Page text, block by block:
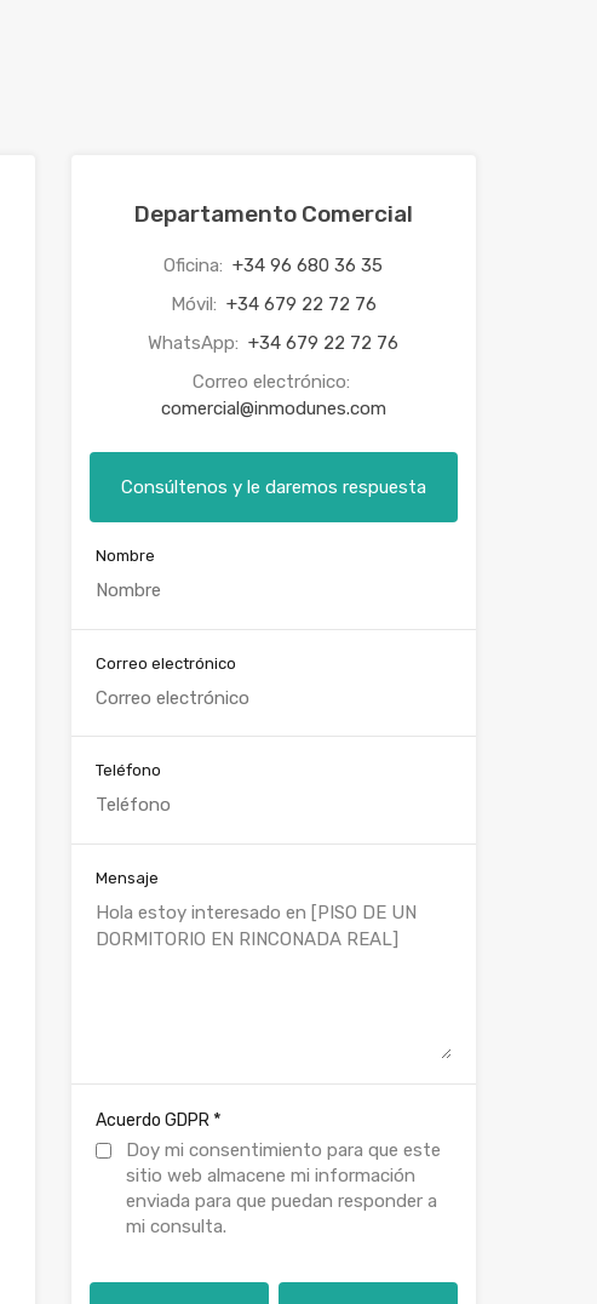
Departamento Comercial
Oficina: +34 96 680 36 35
Móvil: +34 679 22 72 76
WhatsApp: +34 679 22 72 76
Correo electrónico:
comercial@inmodunes.com
Consúltenos y le daremos respuesta
Nombre
Correo electrónico
Teléfono
Mensaje
Acuerdo GDPR *
Doy mi consentimiento para que este
sitio web almacene mi información
enviada para que puedan responder a
mi consulta.